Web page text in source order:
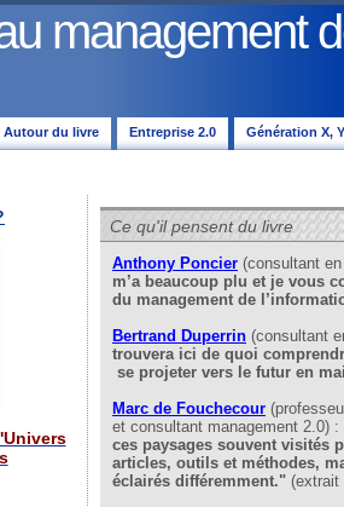
management
Autour du livre Entreprise 2.0 Génération X,
Ce qu'il pensent du livre
Anthony Poncier (consultant
m’a beaucoup plu et je vous
du management de
Bertrand Duperrin (consultant
trouvera ici de quoi
se projeter vers le futur en
Marc de Fouchecour
et consultant management 2.0) :
ces paysages souvent visités
articles, outils et méthodes,
éclairés différemment." (extrait